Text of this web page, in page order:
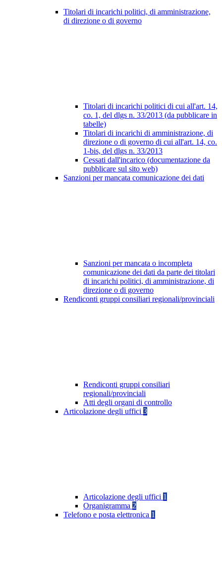
Titolari di incarichi politici, di amministrazione,
di direzione o di governo
Titolari di incarichi politici di cui all'art. 14,
co. 1, del dlgs n. 33/2013 (da pubblicare in
tabelle)
Titolari di incarichi di amministrazione, di
direzione o di governo di cui all'art. 14, co.
1-bis, del dlgs n. 33/2013
Cessati dall'incarico (documentazione da
pubblicare sul sito web)
Sanzioni per mancata comunicazione dei dati
Sanzioni per mancata o incompleta
comunicazione dei dati da parte dei titolari
di incarichi politici, di amministrazione, di
direzione o di governo
Rendiconti gruppi consiliari regionali/provinciali
Rendiconti gruppi consiliari
regionali/provinciali
Atti degli organi di controllo
Articolazione degli uffici 3
Articolazione degli uffici 1
Organigramma 2
Telefono e posta elettronica 1